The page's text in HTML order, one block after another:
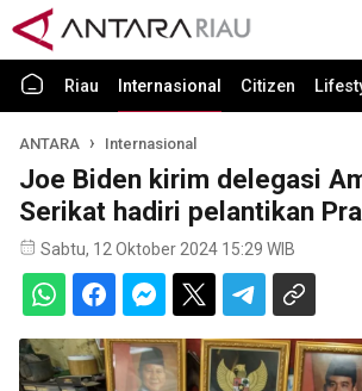
Riau Internasional Citizen
ANTARA Internasional
Joe Biden kirim delegasi
Serikat hadiri pelantikan
Sabtu, 12 Oktober 2024 15:29 WIB